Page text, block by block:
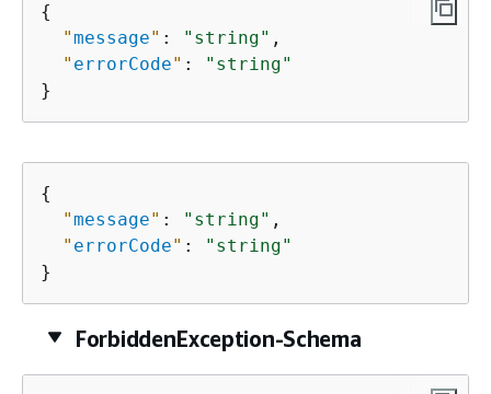
{
"message" : "string" ,
" errorCode" :
"string"
}
{
"message" : "string" ,
" errorCode" :
"string"
}
ForbiddenException-Schema